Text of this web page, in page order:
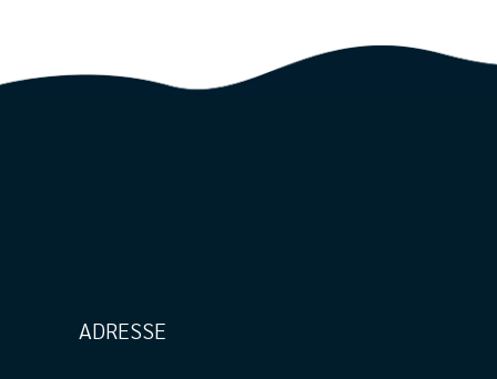
ADRESSE